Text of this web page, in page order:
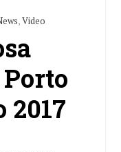
,Video
2017